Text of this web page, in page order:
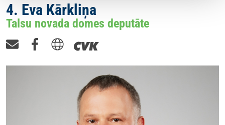
4. Eva Kārkliņa
Talsu novada domes deputāte